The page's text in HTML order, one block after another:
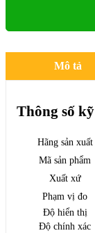
Mô tả
Thông số
Hãng sản xuất
Mã sản phẩm
Xuất xứ
Phạm vị đo
Độ hiển thị
Độ chính xác